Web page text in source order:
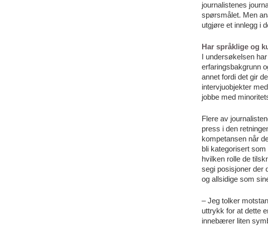
journalistenes
spørsmålet. Men
utgjøre et innlegg i
Har språklige og
I undersøkelsen
erfaringsbakgrunn
annet fordi det gir
intervjuobjekter
jobbe med
Flere av
press i den
kompetansen når
bli kategorisert som
hvilken rolle de
segi posisjoner der
og allsidige som
– Jeg tolker
uttrykk for at dette
innebærer liten